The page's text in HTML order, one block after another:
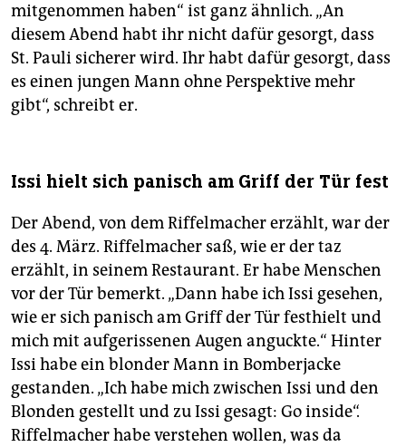
mitgenommen haben“ ist ganz ähnlich. „An
diesem Abend habt ihr nicht dafür gesorgt, dass
St. Pauli sicherer wird. Ihr habt dafür gesorgt, dass
es einen jungen Mann ohne Perspektive mehr
gibt“, schreibt er.
Issi hielt sich panisch am Griff der Tür fest
Der Abend, von dem Riffelmacher erzählt, war der
des 4. März. Riffelmacher saß, wie er der taz
erzählt, in seinem Restaurant. Er habe Menschen
vor der Tür bemerkt. „Dann habe ich Issi gesehen,
wie er sich panisch am Griff der Tür festhielt und
mich mit aufgerissenen Augen anguckte.“ Hinter
Issi habe ein blonder Mann in Bomberjacke
gestanden. „Ich habe mich zwischen Issi und den
Blonden gestellt und zu Issi gesagt: Go inside“.
Riffelmacher habe verstehen wollen, was da